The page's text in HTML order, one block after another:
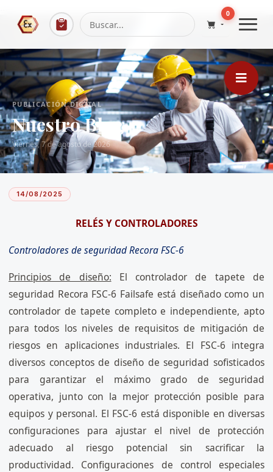
0
PUBLICACIÓN DIGITAL
Nuestro Blog
Viernes, 7 de agosto de 2026
14/08/2025
RELÉS Y CONTROLADORES
Controladores de seguridad Recora FSC-6
Principios de diseño: El controlador de tapete de
seguridad Recora FSC-6 Failsafe está diseñado como un
controlador de tapete completo e independiente, apto
para todos los niveles de requisitos de mitigación de
riesgos en aplicaciones industriales. El FSC-6 integra
diversos conceptos de diseño de seguridad sofisticados
para garantizar el máximo grado de seguridad
operativa, junto con la mejor protección posible para
equipos y personal. El FSC-6 está disponible en diversas
configuraciones para ajustar el nivel de protección
adecuado al riesgo potencial sin sacrificar la
productividad. Configuraciones de control especiales